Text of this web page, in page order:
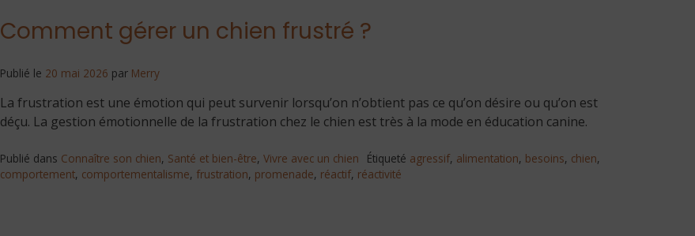
Comment gérer un chien frustré ?
Publié le 20 mai 2026 par Merry
La frustration est une émotion qui peut survenir lorsqu’on n’obtient pas ce qu’on désire ou qu’on est
déçu. La gestion émotionnelle de la frustration chez le chien est très à la mode en éducation canine.
Publié dans Connaître son chien, Santé et bien-être, Vivre avec un chien Étiqueté agressif, alimentation, besoins, chien,
comportement, comportementalisme, frustration, promenade, réactif, réactivité